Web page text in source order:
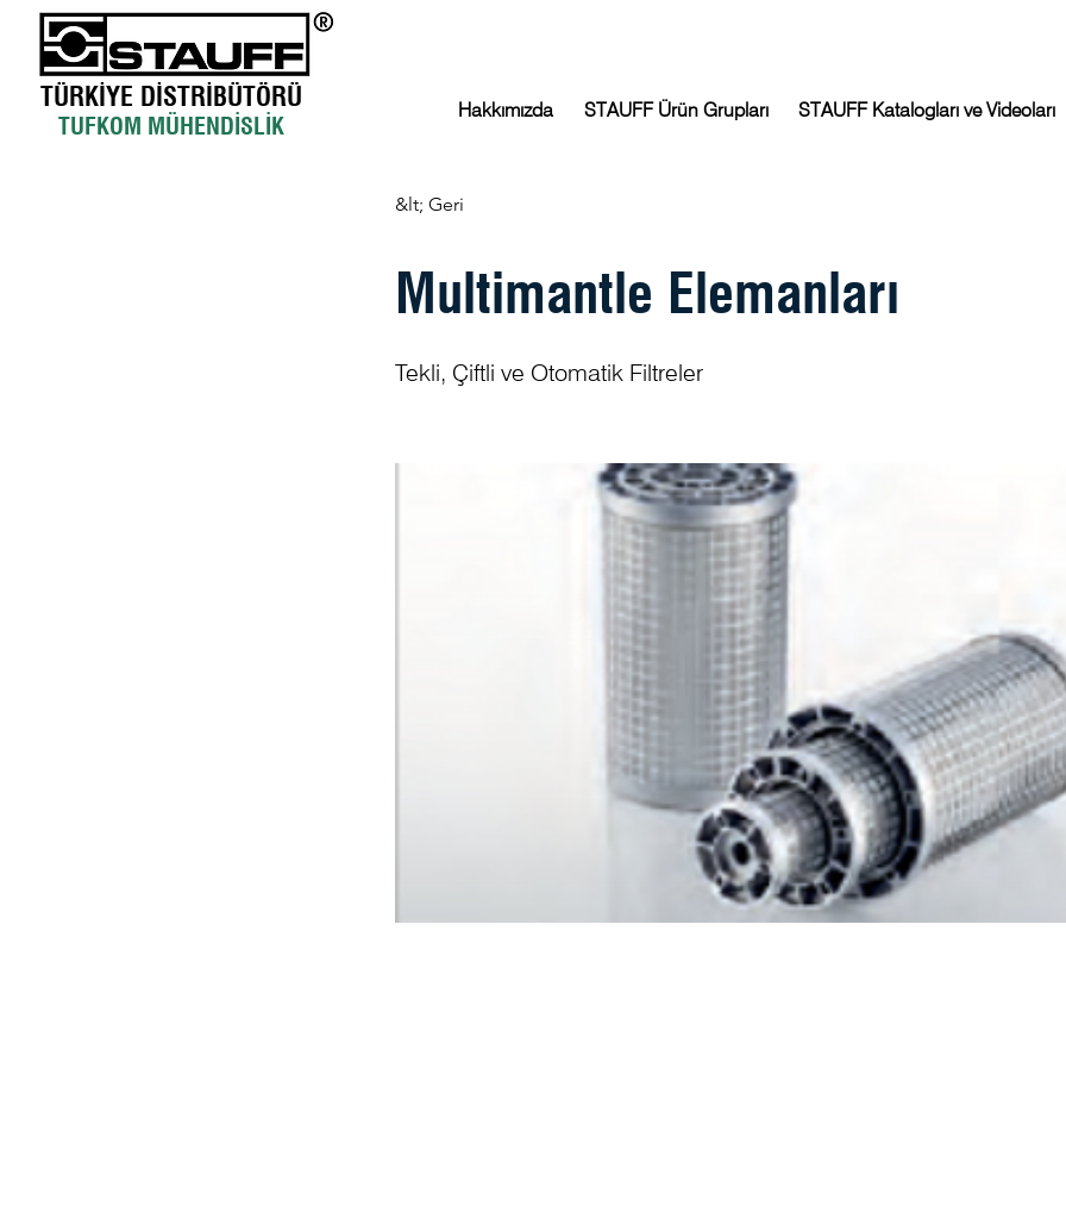
TÜRKİYE DİSTRİBÜTÖRÜ
TUFKOM MÜHENDİSLİK
Hakkımızda STAUFF Ürün Grupları STAUFF Katalogları ve Videoları
&lt; Geri
Multimantle Elemanları
Tekli, Çiftli ve Otomatik Filtreler